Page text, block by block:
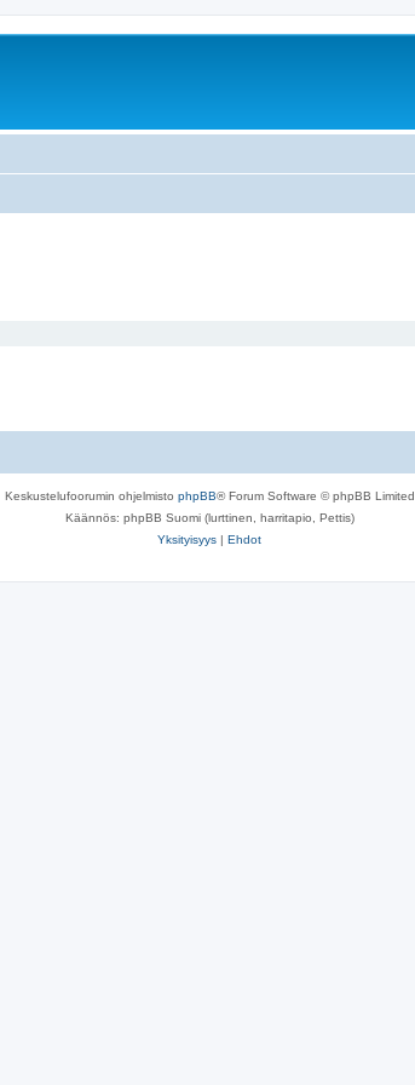
Keskustelufoorumin ohjelmisto phpBB® Forum Software © phpBB Limited
Käännös: phpBB Suomi (lurttinen, harritapio, Pettis)
Yksityisyys | Ehdot